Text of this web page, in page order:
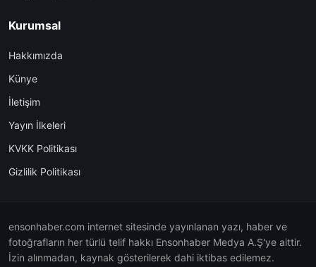
Kurumsal
Hakkımızda
Künye
İletişim
Yayın İlkeleri
KVKK Politikası
Gizlilik Politikası
ensonhaber.com internet sitesinde yayınlanan yazı, haber ve
fotoğrafların her türlü telif hakkı Ensonhaber Medya A.Ş'ye aittir.
İzin alınmadan, kaynak gösterilerek dahi iktibas edilemez.